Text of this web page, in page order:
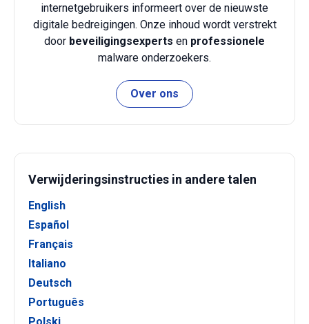
internetgebruikers informeert over de nieuwste
digitale bedreigingen. Onze inhoud wordt verstrekt
door beveiligingsexperts en professionele
malware onderzoekers.
Over ons
Verwijderingsinstructies in andere talen
English
Español
Français
Italiano
Deutsch
Português